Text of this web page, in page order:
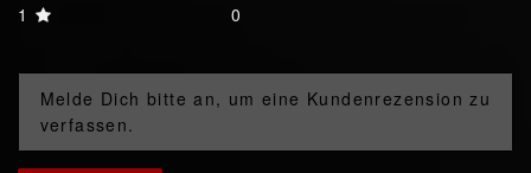
1
0
Melde Dich bitte an, um eine Kundenrezension zu
verfassen.